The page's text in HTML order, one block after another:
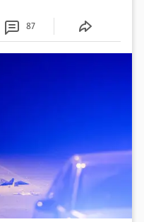
87